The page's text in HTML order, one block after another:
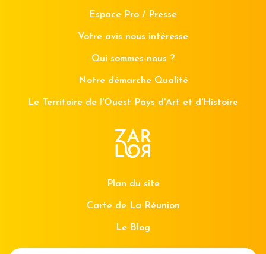
Espace Pro / Presse
Votre avis nous intéresse
Qui sommes-nous ?
Notre démarche Qualité
Le Territoire de l'Ouest Pays d'Art et d'Histoire
Plan du site
Carte de La Réunion
Le Blog